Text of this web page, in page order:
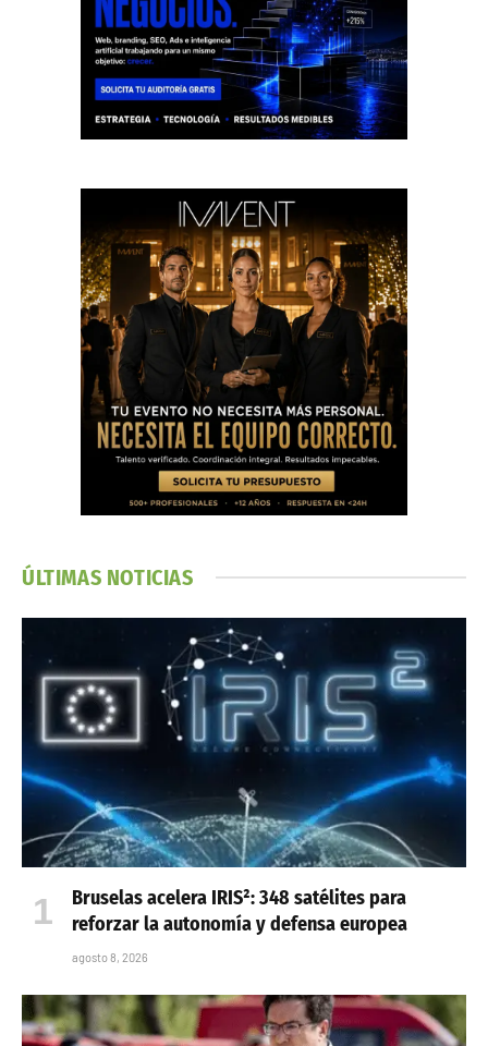
ÚLTIMAS NOTICIAS
Bruselas acelera IRIS²: 348 satélites para
reforzar la autonomía y defensa europea
agosto 8, 2026